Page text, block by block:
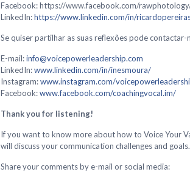
Facebook: https://www.facebook.com/
LinkedIn:https://www.linkedin.com/in/
Se quiser partilhar as suas reflexões pode contactar-
E-mail:info@voicepowerleadership.com
LinkedIn:www.linkedin.com/in/inesmoura/
Instagram:www.instagram.com/
Facebook:www.facebook.com/coachingvocal.im/
Thank you for listening!
If you want to know more about how to Voice Your
will discuss your communication challenges and goals.
Share your comments by e-mail or social media: